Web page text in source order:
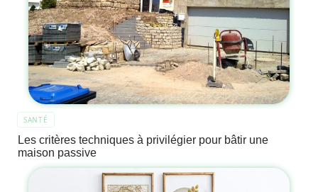
SANTÉ
Les critères techniques à privilégier pour bâtir une
maison passive